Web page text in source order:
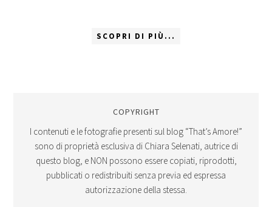
SCOPRI DI PIÙ...
COPYRIGHT
I contenuti e le fotografie presenti sul blog “That’s Amore!”
sono di proprietà esclusiva di Chiara Selenati, autrice di
questo blog, e NON possono essere copiati, riprodotti,
pubblicati o redistribuiti senza previa ed espressa
autorizzazione della stessa.